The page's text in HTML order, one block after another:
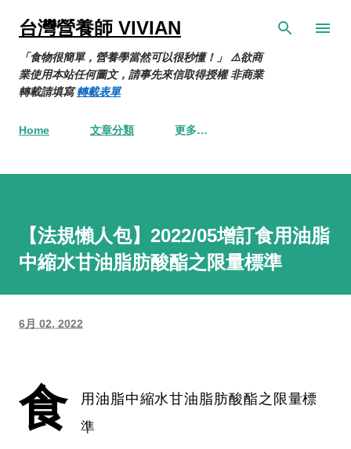
跳到主要內容
台灣營養師 VIVIAN
「食物很簡單，營養學當然可以很秒懂！」 ⚠️欲商
業使用本站任何圖文，請事先來信取得授權 非商業
轉載請填寫轉載表單
Home 文章分類 更多…
【法規懶人包】2022/05增訂食用油脂
中縮水甘油脂肪酸酯之限量標準
6月 02, 2022
食
用油脂中縮水甘油脂肪酸酯之限量標
準